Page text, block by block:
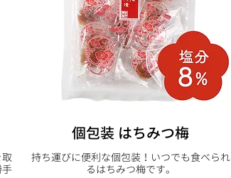
個包装 はちみつ梅
持ち運びに便利な個包装！いつでも食べられ
るはちみつ梅です。